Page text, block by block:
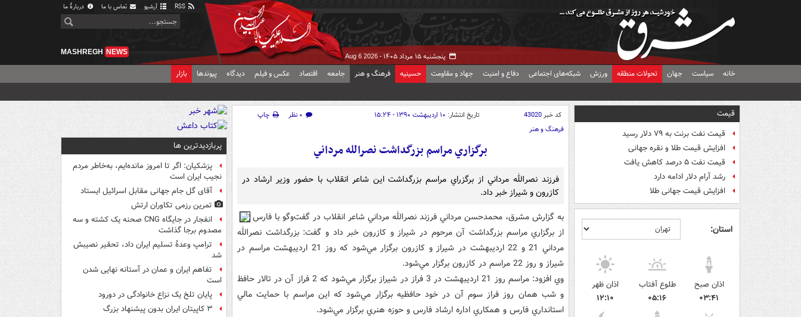
آرشیو تماس با ما دربارهٔ ما
پنجشنبه ۱۵ مرداد ۱۴۰۵ - Aug 6 2026
MASHREGH NEWS
خانه سیاست جهان تحولات منطقه ورزش شبکه‌های اجتماعی دفاع و امنیت جهاد و مقاومت حسینیه فرهنگ و هنر جامعه اقتصاد عکس و فیلم دیدگاه پیوندها بازار
قیمت
قیمت نفت برنت به ۷۹ دلار رسید
افزایش قیمت طلا و نقره جهانی
قیمت نفت ۵ درصد کاهش یافت
رشد آرام دلار ادامه دارد
افزایش قیمت جهانی طلا
استان:
اذان صبح
۰۳:۴۱
طلوع آفتاب
۰۵:۱۶
اذان ظهر
۱۲:۱۰
کد خبر43020 تاریخ انتشار: ۱۰ اردیبهشت ۱۳۹۰ - ۱۵:۲۴ ۰ نظر
چاپ
فرهنگ و هنر
برگزاري مراسم بزرگداشت نصرالله مرداني
فرزند نصرالله مرداني از برگزراي مراسم بزرگداشت اين شاعر انقلاب با حضور وزير ارشاد در
کازرون و شيراز خبر داد.
به گزارش مشرق، محمدحسن مرداني فرزند نصرالله مرداني شاعر انقلاب در گفت‌وگو با فارس
از برگزاري مراسم بزرگداشت آن مرحوم در شيراز و کازرون خبر داد و گفت: بزرگداشت نصرالله
مرداني 21 و 22 ارديبهشت در شيراز و کازرون برگزار مي‌شود که روز 21 ارديبهشت مراسم در
شيراز و روز 22 مراسم در کازرون برگزار مي‌شود.
وي افزود: مراسم روز 21 ارديبهشت در 3 فراز در شيراز برگزار مي‌شود که 2 فراز آن در تالار حافظ
و شب همان روز فراز سوم آن در خود حافظيه برگزار مي‌شود که اين مراسم با حمايت مالي
استانداري فارس و همکاري اداره ارشاد فارس و حوزه هنري برگزار مي‌شود.
پربازدیدترین ها
پزشکیان: اگر تا امروز مانده‌ایم، به‌خاطر مردم
نجیب ایران است
آقای گل جام جهانی مقابل اسرائیل ایستاد
تمرین رزمی تکاوران ارتش
انفجار در جایگاه CNG صحنه یک کشته و سه
مصدوم برجا گذاشت
ترامپ وعدۀ تسلیم ایران داد، تحقیر نصیبش
شد
تفاهم ایران و عمان در آستانه نهایی شدن
است
پایان تلخ یک نزاع خانوادگی در دورود
۳ کاپیتان ایران بدون پیشنهاد بزرگ